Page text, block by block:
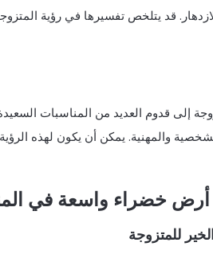
قد يتلخص تفسيرها في رؤية
إلى قدوم العديد من المناسبات
والمهنية. يمكن أن يكون لهذه الرؤية
خضراء واسعة في